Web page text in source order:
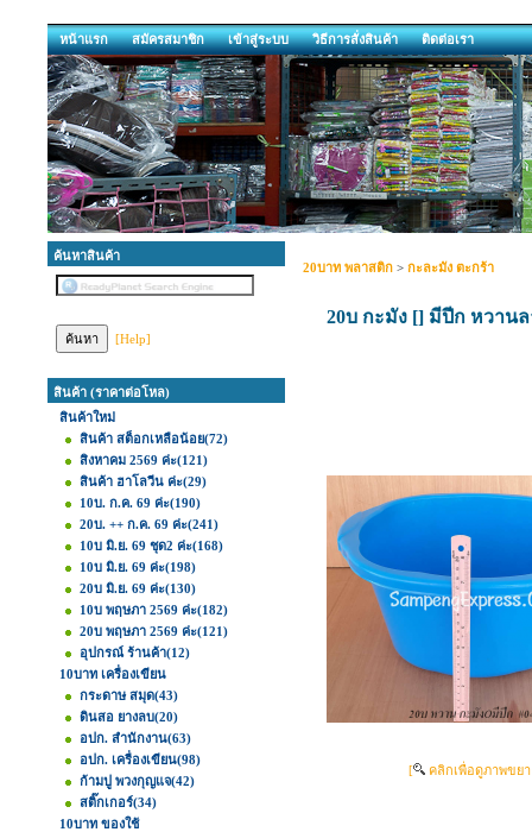
หน้าแรก สมัครสมาชิก เข้าสู่ระบบ วิธีการสั่งสินค้า ติดต่อเรา
ค้นหาสินค้า
[Help]
สินค้า (ราคาต่อโหล)
สินค้าใหม่
สินค้า สต็อกเหลือน้อย(72)
สิงหาคม 2569 ค่ะ(121)
สินค้า ฮาโลวีน ค่ะ(29)
10บ. ก.ค. 69 ค่ะ(190)
20บ. ++ ก.ค. 69 ค่ะ(241)
10บ มิ.ย. 69 ชุด2 ค่ะ(168)
10บ มิ.ย. 69 ค่ะ(198)
20บ มิ.ย. 69 ค่ะ(130)
10บ พฤษภา 2569 ค่ะ(182)
20บ พฤษภา 2569 ค่ะ(121)
อุปกรณ์ ร้านค้า(12)
10บาท เครื่องเขียน
กระดาษ สมุด(43)
ดินสอ ยางลบ(20)
อปก. สำนักงาน(63)
อปก. เครื่องเขียน(98)
ก้ามปู พวงกุญแจ(42)
สติ๊กเกอร์(34)
10บาท ของใช้
20บาท พลาสติก > กะละมัง ตะกร้า
20บ กะมัง [] มีปีก หวาน
[ คลิกเพื่อดูภาพขยา